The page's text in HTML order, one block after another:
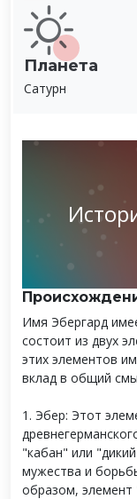
Планета
Сатурн
Имя Эбергард
состоит из двух
этих элементов
вклад в общий
1. Эбер: Этот
"кабан" или
мужества и
образом,